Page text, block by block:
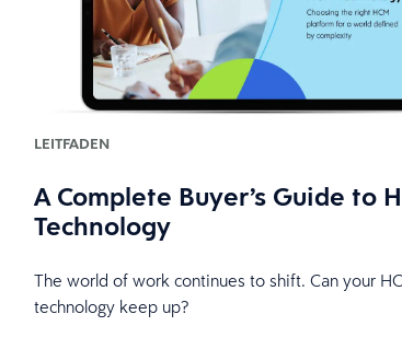
LEITFADEN
A Complete Buyer’s Guide to
Technology
The world of work continues to shift. Can your
technology keep up?